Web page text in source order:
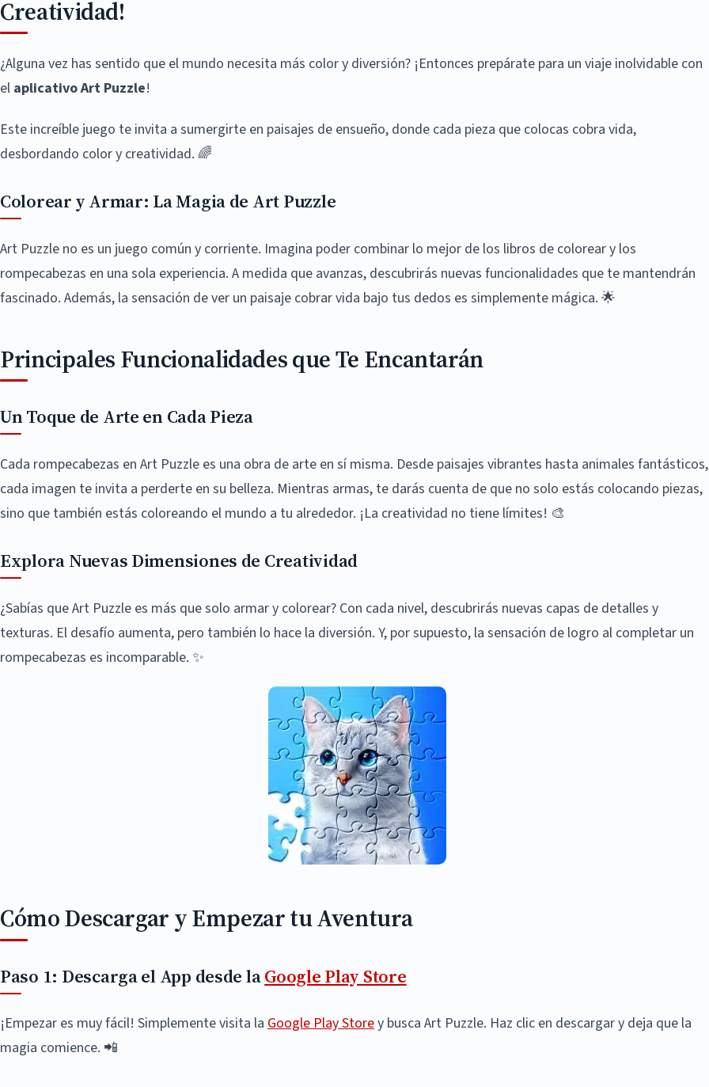
Creatividad!
¿Alguna vez has sentido que el mundo necesita más color y diversión? ¡Entonces prepárate para un viaje inolvidable con
el aplicativo Art Puzzle!
Este increíble juego te invita a sumergirte en paisajes de ensueño, donde cada pieza que colocas cobra vida,
desbordando color y creatividad. 🌈
Colorear y Armar: La Magia de Art Puzzle
Art Puzzle no es un juego común y corriente. Imagina poder combinar lo mejor de los libros de colorear y los
rompecabezas en una sola experiencia. A medida que avanzas, descubrirás nuevas funcionalidades que te mantendrán
fascinado. Además, la sensación de ver un paisaje cobrar vida bajo tus dedos es simplemente mágica. 🌟
Principales Funcionalidades que Te Encantarán
Un Toque de Arte en Cada Pieza
Cada rompecabezas en Art Puzzle es una obra de arte en sí misma. Desde paisajes vibrantes hasta animales fantásticos,
cada imagen te invita a perderte en su belleza. Mientras armas, te darás cuenta de que no solo estás colocando piezas,
sino que también estás coloreando el mundo a tu alrededor. ¡La creatividad no tiene límites! 🎨
Explora Nuevas Dimensiones de Creatividad
¿Sabías que Art Puzzle es más que solo armar y colorear? Con cada nivel, descubrirás nuevas capas de detalles y
texturas. El desafío aumenta, pero también lo hace la diversión. Y, por supuesto, la sensación de logro al completar un
rompecabezas es incomparable. ✨
Cómo Descargar y Empezar tu Aventura
Paso 1: Descarga el App desde laGoogle Play Store
¡Empezar es muy fácil! Simplemente visita la Google Play Storey busca Art Puzzle. Haz clic en descargar y deja que la
magia comience. 📲